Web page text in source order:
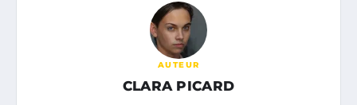
AUTEUR
CLARA PICARD